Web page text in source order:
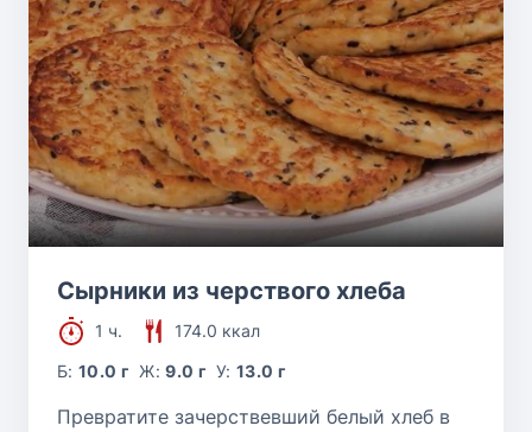
Сырники из черствого хлеба
1 ч.
174.0 ккал
Б:10.0 г Ж:9.0 г У:13.0 г
Превратите зачерствевший белый хлеб в